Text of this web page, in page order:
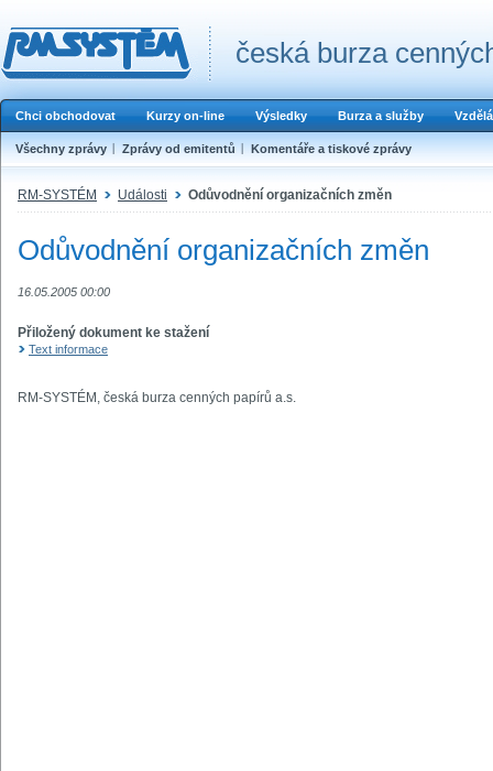
česká burza
Chci obchodovat Kurzy on-line Výsledky Burza a služby
Všechny zprávy Zprávy od emitentů Komentáře a tiskové zprávy
RM-SYSTÉM Události Odůvodnění organizačních změn
Odůvodnění organizačních změn
16.05.2005 00:00
Přiložený dokument ke stažení
Text informace
RM-SYSTÉM, česká burza cenných papírů a.s.